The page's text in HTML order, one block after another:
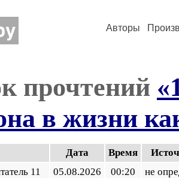
Авторы
прочтений
в жизни
Дата Время
11
05.08.2026 00:20
не